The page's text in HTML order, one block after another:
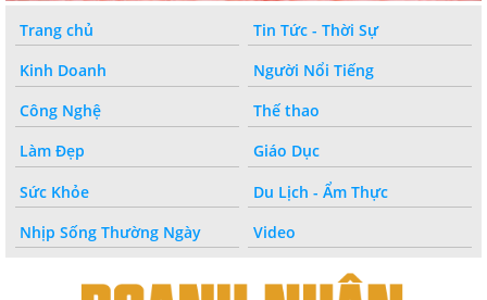
Trang chủ
Tin Tức - Thời Sự
Kinh Doanh
Người Nổi Tiếng
Công Nghệ
Thế thao
Làm Đẹp
Giáo Dục
Sức Khỏe
Du Lịch - Ẩm Thực
Nhịp Sống Thường Ngày
Video